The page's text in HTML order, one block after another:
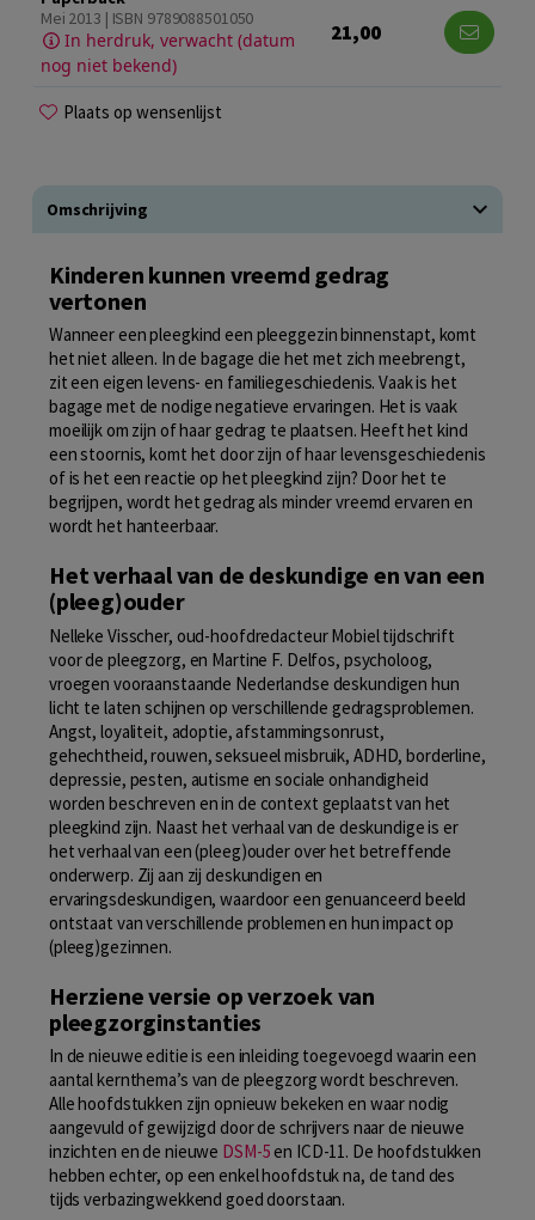
Mei 2013 | ISBN 9789088501050
In herdruk, verwacht (datum
nog niet bekend)
21,00
Plaats op wensenlijst
Omschrijving
Kinderen kunnen vreemd gedrag
vertonen
Wanneer een pleegkind een pleeggezin binnenstapt, komt
het niet alleen. In de bagage die het met zich meebrengt,
zit een eigen levens- en familiegeschiedenis. Vaak is het
bagage met de nodige negatieve ervaringen. Het is vaak
moeilijk om zijn of haar gedrag te plaatsen. Heeft het kind
een stoornis, komt het door zijn of haar levensgeschiedenis
of is het een reactie op het pleegkind zijn? Door het te
begrijpen, wordt het gedrag als minder vreemd ervaren en
wordt het hanteerbaar.
Het verhaal van de deskundige en van een
(pleeg)ouder
Nelleke Visscher, oud-hoofdredacteur Mobiel tijdschrift
voor de pleegzorg, en Martine F. Delfos, psycholoog,
vroegen vooraanstaande Nederlandse deskundigen hun
licht te laten schijnen op verschillende gedragsproblemen.
Angst, loyaliteit, adoptie, afstammingsonrust,
gehechtheid, rouwen, seksueel misbruik, ADHD, borderline,
depressie, pesten, autisme en sociale onhandigheid
worden beschreven en in de context geplaatst van het
pleegkind zijn. Naast het verhaal van de deskundige is er
het verhaal van een (pleeg)ouder over het betreffende
onderwerp. Zij aan zij deskundigen en
ervaringsdeskundigen, waardoor een genuanceerd beeld
ontstaat van verschillende problemen en hun impact op
(pleeg)gezinnen.
Herziene versie op verzoek van
pleegzorginstanties
In de nieuwe editie is een inleiding toegevoegd waarin een
aantal kernthema’s van de pleegzorg wordt beschreven.
Alle hoofdstukken zijn opnieuw bekeken en waar nodig
aangevuld of gewijzigd door de schrijvers naar de nieuwe
inzichten en de nieuwe DSM-5en ICD-11. De hoofdstukken
hebben echter, op een enkel hoofdstuk na, de tand des
tijds verbazingwekkend goed doorstaan.